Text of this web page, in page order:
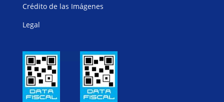
Crédito de las Imágenes
Legal